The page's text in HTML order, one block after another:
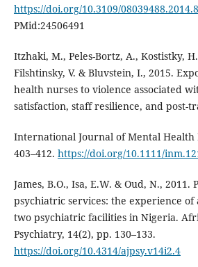
https://doi.org/10.3109/
PMid:24506491
Itzhaki, M., Peles-Bortz, A., Kostistky,
Filshtinsky, V. & Bluvstein, I., 2015.
health nurses to violence associated
satisfaction, staff resilience, and post-
International Journal of Mental Health
403–412. https://doi.org/10.1111/
James, B.O., Isa, E.W. & Oud, N., 2011.
psychiatric services: the experience of
two psychiatric facilities in Nigeria.
Psychiatry, 14(2), pp. 130–133.
https://doi.org/10.4314/ajpsy.v14i2.4